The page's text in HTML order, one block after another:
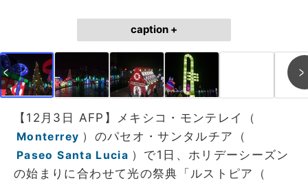
caption +
【12月3日 AFP】メキシコ・モンテレイ（
Monterrey ）のパセオ・サンタルチア（
Paseo Santa Lucia ）で1日、ホリデーシーズン
の始まりに合わせて光の祭典「ルストピア（